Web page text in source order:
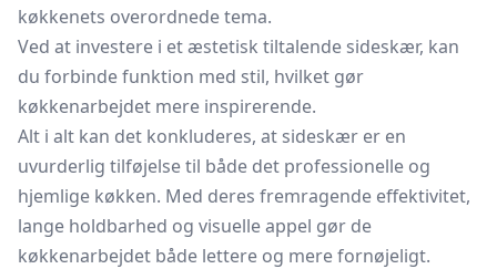
køkkenets overordnede tema.
Ved at investere i et æstetisk tiltalende sideskær, kan
du forbinde funktion med stil, hvilket gør
køkkenarbejdet mere inspirerende.
Alt i alt kan det konkluderes, at sideskær er en
uvurderlig tilføjelse til både det professionelle og
hjemlige køkken. Med deres fremragende effektivitet,
lange holdbarhed og visuelle appel gør de
køkkenarbejdet både lettere og mere fornøjeligt.